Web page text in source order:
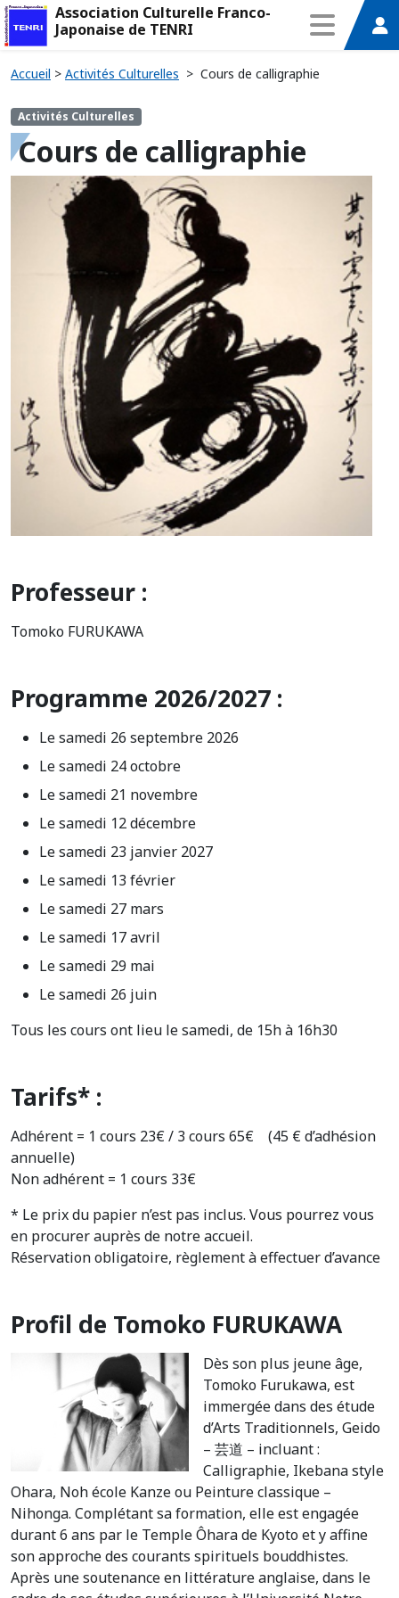
Association Culturelle Franco-
Japonaise de TENRI
Accueil > Activités Culturelles > Cours de calligraphie
Activités Culturelles
Cours de calligraphie
Professeur :
Tomoko FURUKAWA
Programme 2026/2027 :
Le samedi 26 septembre 2026
Le samedi 24 octobre
Le samedi 21 novembre
Le samedi 12 décembre
Le samedi 23 janvier 2027
Le samedi 13 février
Le samedi 27 mars
Le samedi 17 avril
Le samedi 29 mai
Le samedi 26 juin
Tous les cours ont lieu le samedi, de 15h à 16h30
Tarifs* :
Adhérent = 1 cours 23€ / 3 cours 65€ (45 € d’adhésion
annuelle)
Non adhérent = 1 cours 33€
* Le prix du papier n’est pas inclus. Vous pourrez vous
en procurer auprès de notre accueil.
Réservation obligatoire, règlement à effectuer d’avance
Profil de Tomoko FURUKAWA
Dès son plus jeune âge,
Tomoko Furukawa, est
immergée dans des étude
d’Arts Traditionnels, Geido
– 芸道 – incluant :
Calligraphie, Ikebana style
Ohara, Noh école Kanze ou Peinture classique –
Nihonga. Complétant sa formation, elle est engagée
durant 6 ans par le Temple Ôhara de Kyoto et y affine
son approche des courants spirituels bouddhistes.
Après une soutenance en littérature anglaise, dans le